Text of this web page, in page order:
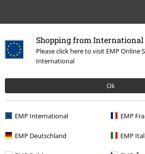
Shopping from International
Please click here to visit EMP Online
International
Ok
EMP International EMP
EMP Deutschland EMP
Stijlen Muziek Fans
Band Merch